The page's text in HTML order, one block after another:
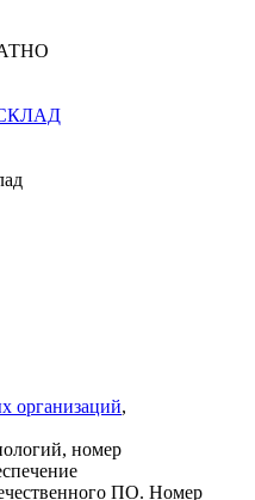
организаций,
номер
ПО. Номер